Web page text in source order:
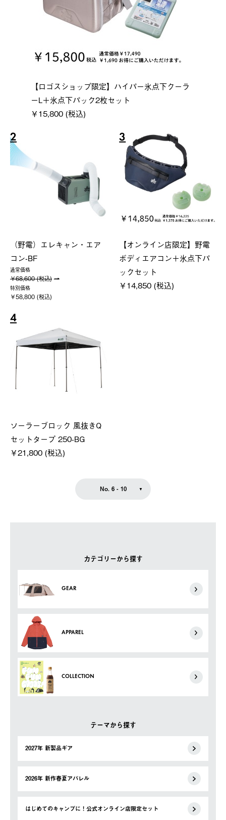
カテゴリーから探す
GEAR
APPAREL
COLLECTION
テーマから探す
2027年 新製品ギア
2026年 新作春夏アパレル
はじめてのキャンプに！公式オンライン店限定セット
【ロゴスショップ限定】ハイパー氷点下クーラ
ーL＋氷点下パック2枚セット
￥15,800 (税込)
2
（野電）エレキャン・エア
コン-BF
通常価格
￥68,600 (税込)
特別価格
￥58,800 (税込)
3
【オンライン店限定】野電
ボディエアコン＋氷点下パ
ックセット
￥14,850 (税込)
4
ソーラーブロック 風抜きQ
セットタープ 250-BG
￥21,800 (税込)
No. 6 - 10